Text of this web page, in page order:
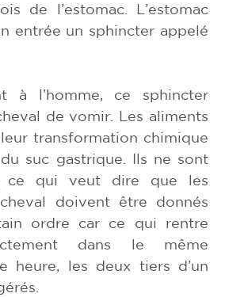
de l’estomac. L’estomac
entrée un sphincter appelé
à l’homme, ce sphincter
de vomir. Les aliments
transformation chimique
du suc gastrique. Ils ne sont
ce qui veut dire que les
doivent être donnés
ordre car ce qui rentre
dans le même
heure, les deux tiers d’un